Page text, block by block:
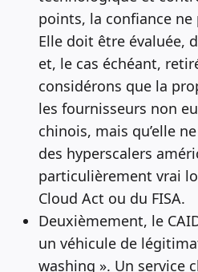
points, la confiance
Elle doit être évaluée,
et, le cas échéant,
considérons que la
les fournisseurs non
chinois, mais qu’elle
des hyperscalers
particulièrement vrai
Cloud Act ou du FISA.
Deuxièmement, le
un véhicule de
washing ». Un service